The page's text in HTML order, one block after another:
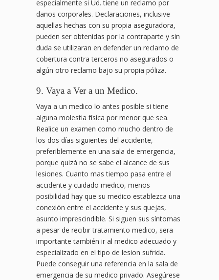
especialmente si Ud. tiene un reclamo por
danos corporales. Declaraciones, inclusive
aquellas hechas con su propia aseguradora,
pueden ser obtenidas por la contraparte y sin
duda se utilizaran en defender un reclamo de
cobertura contra terceros no asegurados o
algún otro reclamo bajo su propia póliza.
9. Vaya a Ver a un Medico.
Vaya a un medico lo antes posible si tiene
alguna molestia física por menor que sea.
Realice un examen como mucho dentro de
los dos días siguientes del accidente,
preferiblemente en una sala de emergencia,
porque quizá no se sabe el alcance de sus
lesiones. Cuanto mas tiempo pasa entre el
accidente y cuidado medico, menos
posibilidad hay que su medico establezca una
conexión entre el accidente y sus quejas,
asunto imprescindible. Si siguen sus síntomas
a pesar de recibir tratamiento medico, sera
importante también ir al medico adecuado y
especializado en el tipo de lesion sufrida.
Puede conseguir una referencia en la sala de
emergencia de su medico privado. Asegúrese